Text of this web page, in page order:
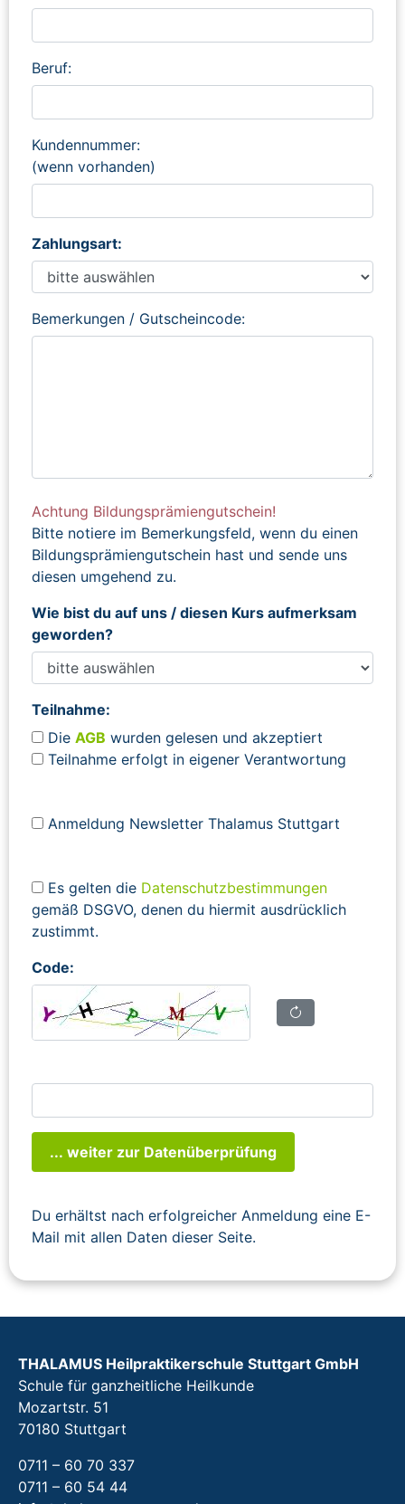
Beruf:
Kundennummer:
(wenn vorhanden)
Zahlungsart:
Bemerkungen / Gutscheincode:
Achtung Bildungsprämiengutschein!
Bitte notiere im Bemerkungsfeld, wenn du einen
Bildungsprämiengutschein hast und sende uns
diesen umgehend zu.
Wie bist du auf uns / diesen Kurs aufmerksam
geworden?
Teilnahme:
Die AGB wurden gelesen und akzeptiert
Teilnahme erfolgt in eigener Verantwortung
Anmeldung Newsletter Thalamus Stuttgart
Es gelten die Datenschutzbestimmungen
gemäß DSGVO, denen du hiermit ausdrücklich
zustimmt.
Code:
... weiter zur Datenüberprüfung
Du erhältst nach erfolgreicher Anmeldung eine E-
Mail mit allen Daten dieser Seite.
THALAMUS Heilpraktikerschule Stuttgart GmbH
Schule für ganzheitliche Heilkunde
Mozartstr. 51
70180 Stuttgart
0711 – 60 70 337
0711 – 60 54 44